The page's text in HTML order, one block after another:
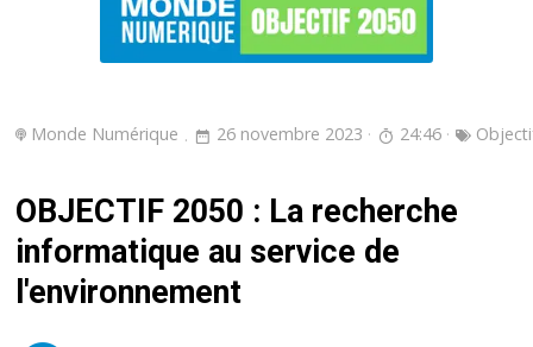
Monde Numérique 26 novembre 2023 24:46
OBJECTIF 2050 : La recherche
informatique au service de
l'environnement